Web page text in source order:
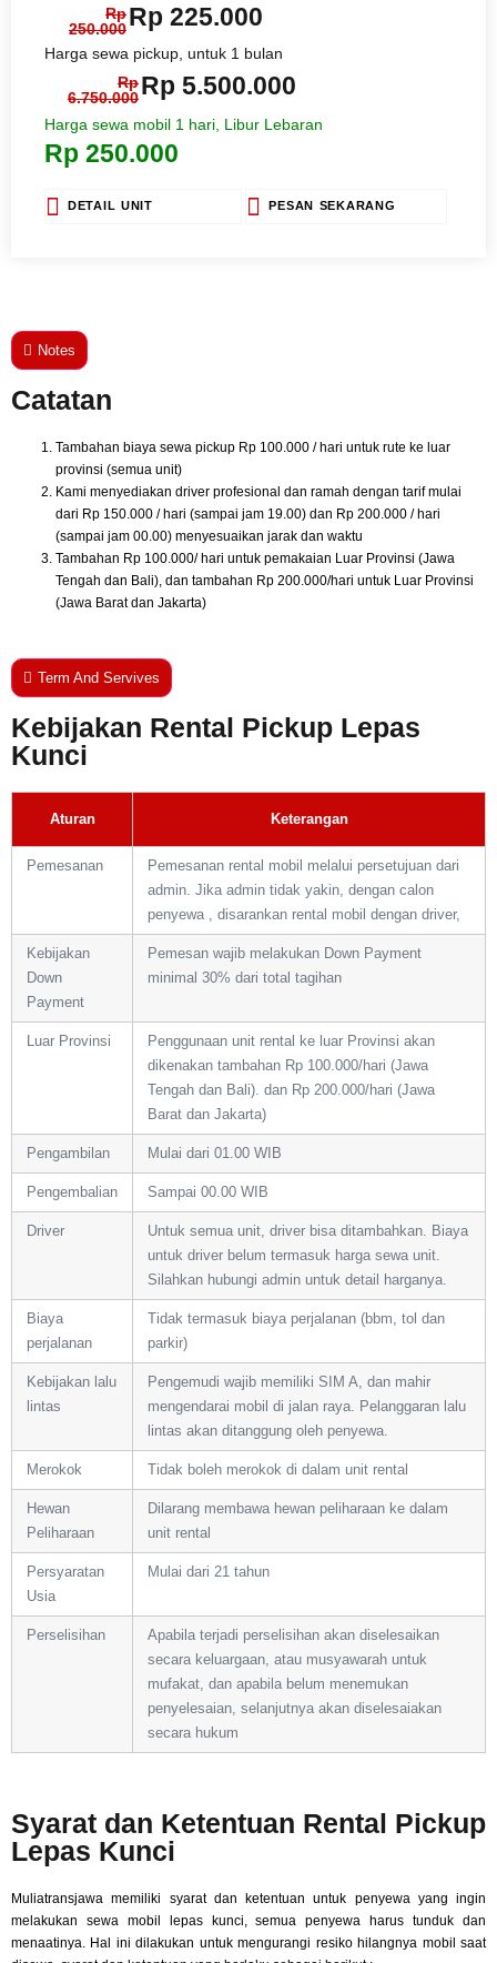
Rp
250.000Rp 225.000
Harga sewa pickup, untuk 1 bulan
Rp
6.750.000Rp 5.500.000
Harga sewa mobil 1 hari, Libur Lebaran
Rp 250.000
DETAIL UNIT PESAN SEKARANG
Notes
Catatan
Tambahan biaya sewa pickup Rp 100.000 / hari untuk rute ke luar
provinsi (semua unit)
Kami menyediakan driver profesional dan ramah dengan tarif mulai
dari Rp 150.000 / hari (sampai jam 19.00) dan Rp 200.000 / hari
(sampai jam 00.00) menyesuaikan jarak dan waktu
Tambahan Rp 100.000/ hari untuk pemakaian Luar Provinsi (Jawa
Tengah dan Bali), dan tambahan Rp 200.000/hari untuk Luar Provinsi
(Jawa Barat dan Jakarta)
Term And Servives
Kebijakan Rental Pickup Lepas
Kunci
Aturan Keterangan
Pemesanan
Pemesanan rental mobil melalui persetujuan dari
admin. Jika admin tidak yakin, dengan calon
penyewa , disarankan rental mobil dengan driver,
Kebijakan
Down
Payment
Pemesan wajib melakukan Down Payment
minimal 30% dari total tagihan
Luar Provinsi
Penggunaan unit rental ke luar Provinsi akan
dikenakan tambahan Rp 100.000/hari (Jawa
Tengah dan Bali). dan Rp 200.000/hari (Jawa
Barat dan Jakarta)
Pengambilan Mulai dari 01.00 WIB
Pengembalian Sampai 00.00 WIB
Driver
Untuk semua unit, driver bisa ditambahkan. Biaya
untuk driver belum termasuk harga sewa unit.
Silahkan hubungi admin untuk detail harganya.
Biaya
perjalanan
Tidak termasuk biaya perjalanan (bbm, tol dan
parkir)
Kebijakan lalu
lintas
Pengemudi wajib memiliki SIM A, dan mahir
mengendarai mobil di jalan raya. Pelanggaran lalu
lintas akan ditanggung oleh penyewa.
Merokok Tidak boleh merokok di dalam unit rental
Hewan
Peliharaan
Dilarang membawa hewan peliharaan ke dalam
unit rental
Persyaratan
Usia
Mulai dari 21 tahun
Perselisihan
Apabila terjadi perselisihan akan diselesaikan
secara keluargaan, atau musyawarah untuk
mufakat, dan apabila belum menemukan
penyelesaian, selanjutnya akan diselesaiakan
secara hukum
Syarat dan Ketentuan Rental Pickup
Lepas Kunci
Muliatransjawa memiliki syarat dan ketentuan untuk penyewa yang ingin
melakukan sewa mobil lepas kunci, semua penyewa harus tunduk dan
menaatinya. Hal ini dilakukan untuk mengurangi resiko hilangnya mobil saat